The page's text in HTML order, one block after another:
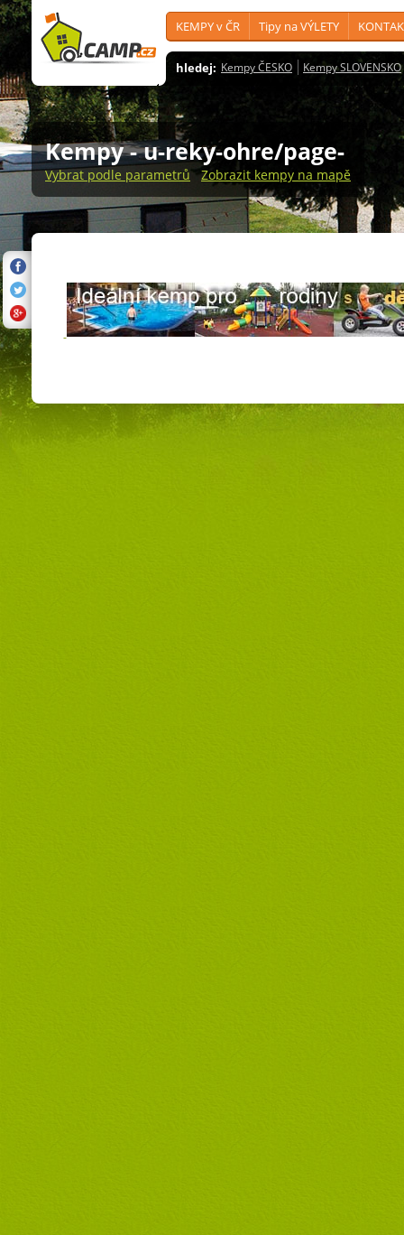
KEMPY v ČR Tipy na VÝLETY
hledej: Kempy ČESKO Kempy SLOVENSKO
Kempy - u-reky-ohre/page-
Vybrat podle parametrů Zobrazit kempy na mapě